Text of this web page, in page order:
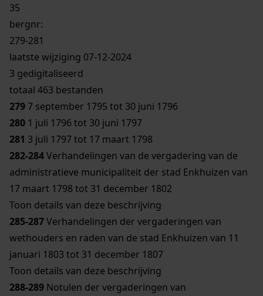
35
bergnr:
279-281
laatste wijziging 07-12-2024
3 gedigitaliseerd
totaal 463 bestanden
279 7 september 1795 tot 30 juni 1796
280 1 juli 1796 tot 30 juni 1797
281 3 juli 1797 tot 17 maart 1798
282-284Verhandelingen van de vergadering van de
administratieve municipaliteit der stad Enkhuizen van
17 maart 1798 tot 31 december 1802
Toon details van deze beschrijving
285-287Verhandelingen der vergaderingen van
wethouders en raden van de stad Enkhuizen van 11
januari 1803 tot 31 december 1807
Toon details van deze beschrijving
288-289 Notulen der vergaderingen van